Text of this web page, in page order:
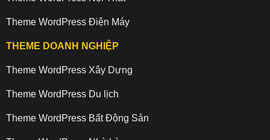
Theme WordPress Điện Máy
THEME DOANH NGHIỆP
Theme WordPress Xây Dựng
Theme WordPress Du lịch
Theme WordPress Bất Động Sản